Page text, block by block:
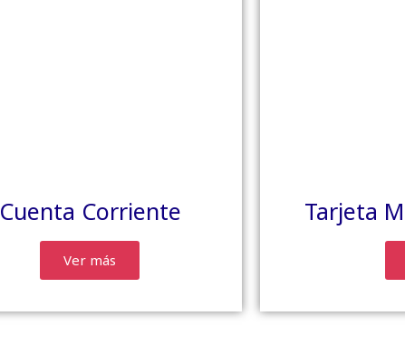
Cuenta Corriente
Ver más
Tarjeta